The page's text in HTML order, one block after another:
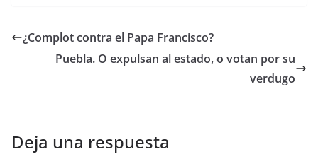
¿Complot contra el Papa Francisco?
Puebla. O expulsan al estado, o votan por su
verdugo
Deja una respuesta